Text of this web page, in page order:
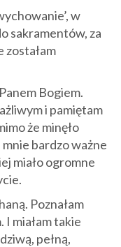
w
sakramentów, za
zostałam
Bogiem.
i pamiętam
że minęło
bardzo ważne
miało ogromne
Poznałam
I miałam takie
pełną,